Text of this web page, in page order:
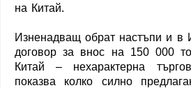
на Китай.
Изненадващ обрат настъпи и в
договор за внос на 150 000
Китай – нехарактерна
показва колко силно